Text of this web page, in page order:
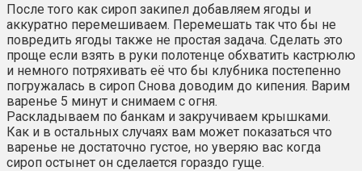
После того как сироп закипел добавляем ягоды и
аккуратно перемешиваем. Перемешать так что бы не
повредить ягоды также не простая задача. Сделать это
проще если взять в руки полотенце обхватить кастрюлю
и немного потряхивать её что бы клубника постепенно
погружалась в сироп Снова доводим до кипения. Варим
варенье 5 минут и снимаем с огня.
Раскладываем по банкам и закручиваем крышками.
Как и в остальных случаях вам может показаться что
варенье не достаточно густое, но уверяю вас когда
сироп остынет он сделается гораздо гуще.